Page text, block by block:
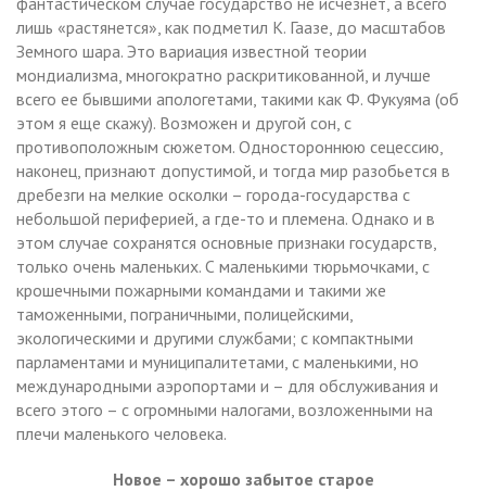
лишь «растянется», как подметил К. Гаазе, до масштабов
Земного шара. Это вариация известной теории
мондиализма, многократно раскритикованной, и лучше
всего ее бывшими апологетами, такими как Ф. Фукуяма (об
этом я еще скажу). Возможен и другой сон, с
противоположным сюжетом. Одностороннюю сецессию,
наконец, признают допустимой, и тогда мир разобьется в
дребезги на мелкие осколки – города-государства с
небольшой периферией, а где-то и племена. Однако и в
этом случае сохранятся основные признаки государств,
только очень маленьких. С маленькими тюрьмочками, с
крошечными пожарными командами и такими же
таможенными, пограничными, полицейскими,
экологическими и другими службами; с компактными
парламентами и муниципалитетами, с маленькими, но
международными аэропортами и – для обслуживания и
всего этого – с огромными налогами, возложенными на
плечи маленького человека.
Новое – хорошо забытое старое